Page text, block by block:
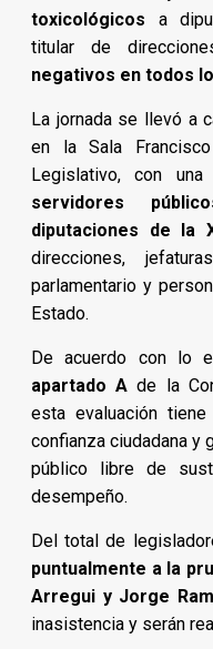
toxicológicos a
titular de
negativos en todos
La jornada se llevó a
en la Sala
Legislativo, con
servidores
diputaciones de la
direcciones,
parlamentario y
Estado.
De acuerdo con lo
apartado A de la
esta evaluación
confianza ciudadana y
público libre de
desempeño.
Del total de
puntualmente a la
Arregui y Jorge
inasistencia y serán